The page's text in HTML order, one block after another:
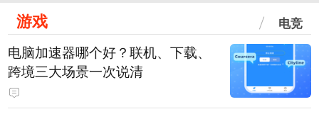
游戏 电竞
电脑加速器哪个好？联机、下载、
跨境三大场景一次说清